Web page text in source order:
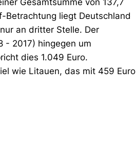
Betrachtung liegt Deutschland
an dritter Stelle. Der
- 2017) hingegen um
dies 1.049 Euro.
wie Litauen, das mit 459 Euro